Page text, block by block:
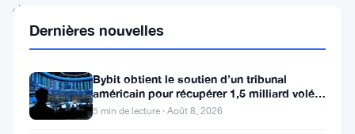
de
18,45%
$56,32,
Dernières nouvelles
Bybit obtient le soutien d’un tribunal
américain pour récupérer 1,5 milliard volés
par Lazarus
5 min de lecture · Août 8, 2026